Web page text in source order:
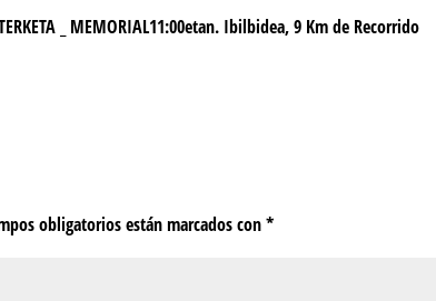
_ MEMORIAL11:00etan. Ibilbidea, 9 Kmde Recorrido
obligatorios están marcados con*